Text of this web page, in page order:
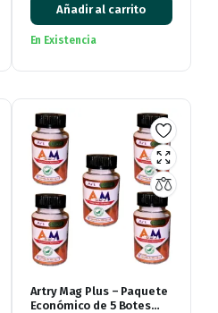
Añadir al carrito
En Existencia
Artry Mag Plus – Paquete
Económico de 5 Botes